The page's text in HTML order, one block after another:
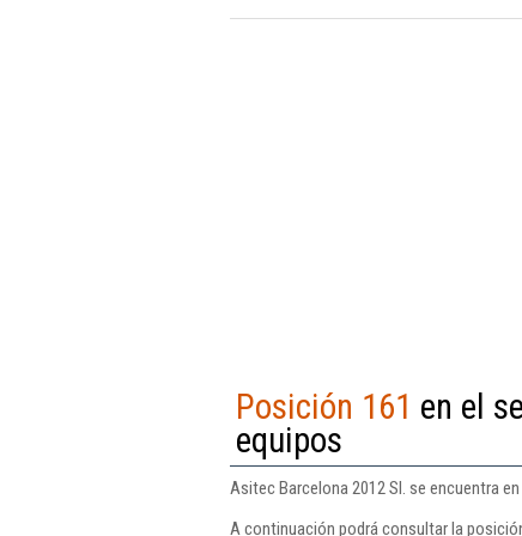
Posición 161 en el
equipos
Asitec Barcelona 2012 Sl. se encuentra
A continuación podrá consultar la